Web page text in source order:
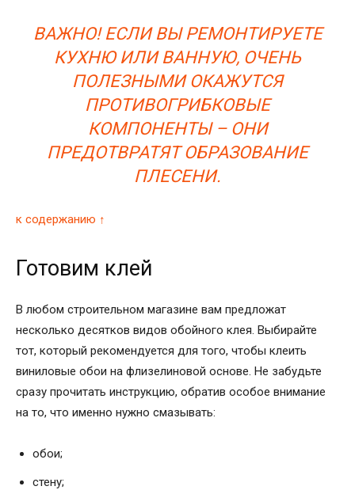
ВАЖНО! ЕСЛИ ВЫ РЕМОНТИРУЕТЕ
КУХНЮ ИЛИ ВАННУЮ, ОЧЕНЬ
ПОЛЕЗНЫМИ ОКАЖУТСЯ
ПРОТИВОГРИБКОВЫЕ
КОМПОНЕНТЫ – ОНИ
ПРЕДОТВРАТЯТ ОБРАЗОВАНИЕ
ПЛЕСЕНИ.
к содержанию ↑
Готовим клей
В любом строительном магазине вам предложат
несколько десятков видов обойного клея. Выбирайте
тот, который рекомендуется для того, чтобы клеить
виниловые обои на флизелиновой основе. Не забудьте
сразу прочитать инструкцию, обратив особое внимание
на то, что именно нужно смазывать:
обои;
стену;